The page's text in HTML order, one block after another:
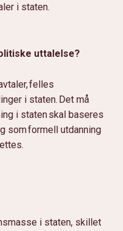
i staten.
uttalelse?
felles
i staten. Det må
i staten skal baseres
som formell utdanning
i staten, skillet